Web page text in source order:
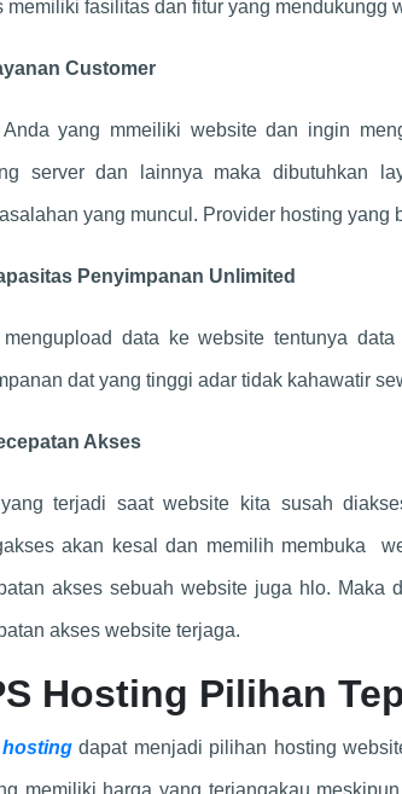
memiliki fasilitas dan fitur yang mendukungg
Customer
Anda yang mmeiliki website dan ingin
server dan lainnya maka dibutuhkan
yang muncul. Provider hosting
Penyimpanan Unlimited
mengupload data ke website tentunya
dat yang tinggi adar tidak kahawatir
Akses
terjadi saat website kita susah
akan kesal dan memilih membuka
akses sebuah website juga hlo.
akses website terjaga.
Hosting Pilihan
hostingdapat menjadi pilihan hosting
memiliki harga yang terjangakau